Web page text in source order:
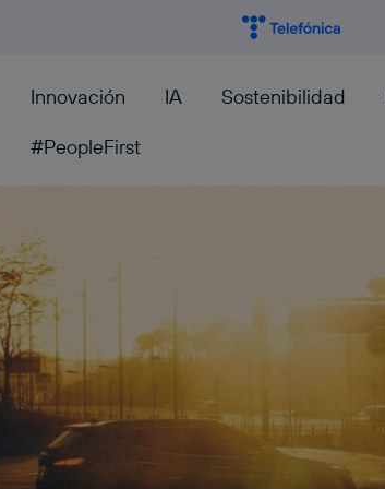
Innovación IA Sostenibilidad
#PeopleFirst